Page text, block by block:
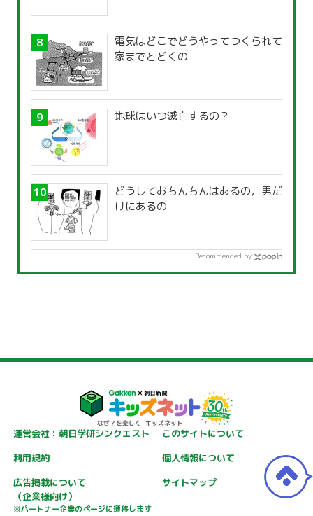
電気はどこでどうやってつくられて
家までとどくの
地球はいつ滅亡するの？
どうしておちんちんはあるの，男だ
けにあるの
Recommended by
運営会社：朝日学研シンクエスト
このサイトについて
利用規約
個人情報について
広告掲載について
（企業様向け）
※パートナー企業のページに遷移します
サイトマップ